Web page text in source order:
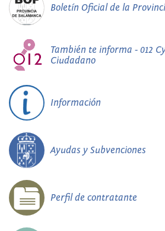
Boletín Oficial de la
También te informa - 012
Ciudadano
Información
Ayudas y Subvenciones
Perfil de contratante